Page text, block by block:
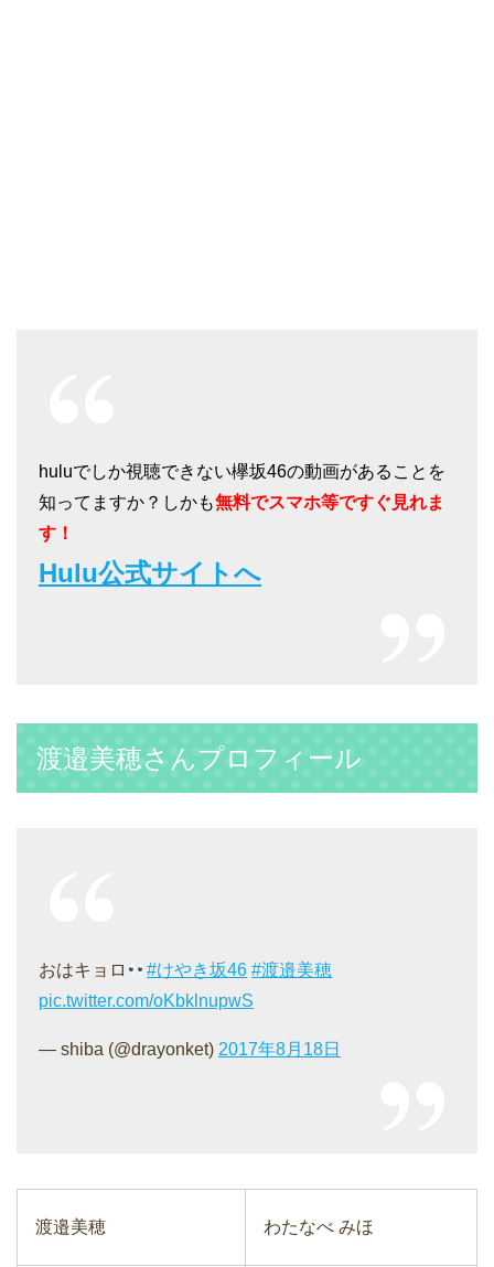
huluでしか視聴できない欅坂46の動画があることを
知ってますか？しかも無料でスマホ等ですぐ見れま
す！
Hulu公式サイトへ
渡邉美穂さんプロフィール
おはキョロ #けやき坂46 #渡邉美穂
pic.twitter.com/oKbklnupwS
— shiba (@drayonket) 2017年8月18日
渡邉美穂 わたなべ みほ